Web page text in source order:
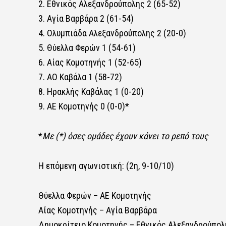
2. Εθνικός Αλεξανδρούπολης 2 (65-52)
3. Αγία Βαρβάρα 2 (61-54)
4. Ολυμπιάδα Αλεξανδρούπολης 2 (20-0)
5. Θύελλα Φερών 1 (54-61)
6. Αίας Κομοτηνής 1 (52-65)
7. ΑΟ Καβάλα 1 (58-72)
8. Ηρακλής Καβάλας 1 (0-20)
9. ΑΕ Κομοτηνής 0 (0-0)*
*Με (*) όσες ομάδες έχουν κάνει το ρεπό τους
Η επόμενη αγωνιστική: (2η, 9-10/10)
Θύελλα Φερών – ΑΕ Κομοτηνής
Αίας Κομοτηνής – Αγία Βαρβάρα